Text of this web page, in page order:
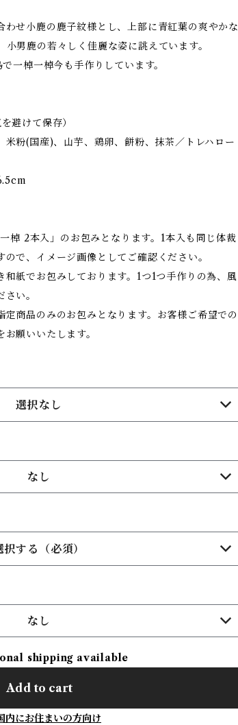
せ小鹿の鹿子紋様とし、上部に青紅葉の爽やかな
男鹿の若々しく佳麗な姿に誂えています。
一棹一棹今も手作りしています。
避けて保存）
米粉(国産)、山芋、鶏卵、餅粉、抹茶／トレハロー
棹 2本入」のお包みとなります。1本入も同じ体裁
で、イメージ画像としてご確認ください。
紙でお包みしております。1つ1つ手作りの為、風
い。
商品のみのお包みとなります。お客様ご希望での
願いいたします。
選択なし
なし
択する（必須）
なし
shipping available
Add to cart
内にお住まいの方向け